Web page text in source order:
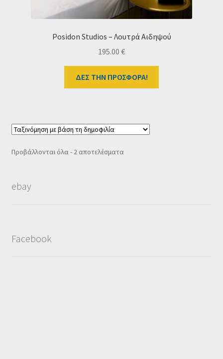
Posidon Studios – Λουτρά Αιδηψού
195.00 €
ΔΕΣ ΤΗΝ ΠΡΟΣΦΟΡΑ!
Προβάλλονται όλα - 2 αποτελέσματαSorted
ebay
Facebook